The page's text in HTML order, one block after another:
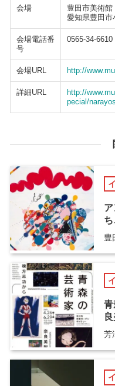
会場
豊田市美術館
愛知県豊田市
会場電話番
号
0565-34-6610
会場URL http://
詳細URL
http://
pecial/
豊
芳